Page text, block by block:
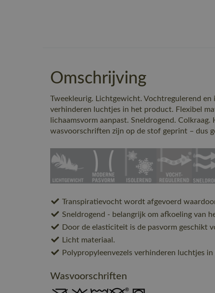
Omschrijving
Tweekleurig. Lichtgewicht. Vochtregulerend en
verhinderen luchtjes in het product. Flexibel
lichaamsvorm aanpast. Sneldrogend.
wasvoorschriften zijn op de stof geprint – dus
Transpiratievocht wordt afgevoerd
Sneldrogend - belangrijk om afkoeling van
Door de elasticiteit is de pasvorm geschikt
Licht materiaal.
Polypropyleenvezels verhinderen luchtjes
Wasvoorschriften